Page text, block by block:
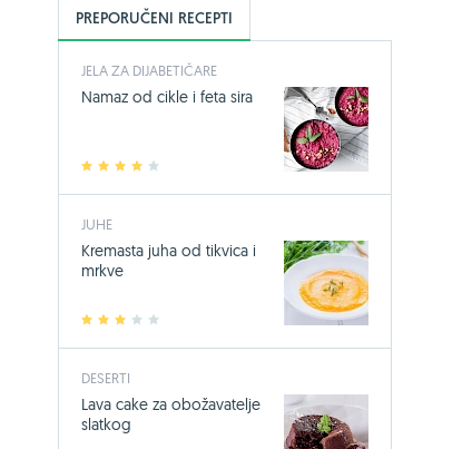
PREPORUČENI RECEPTI
JELA ZA DIJABETIČARE
2 3 4
Namaz od cikle i feta sira
JUHE
2 3 4
Kremasta juha od tikvica i
mrkve
DESERTI
Lava cake za obožavatelje
slatkog